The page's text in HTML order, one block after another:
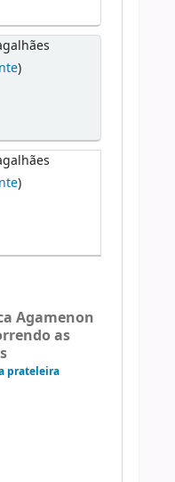
)
)
Agamenon
as
prateleira